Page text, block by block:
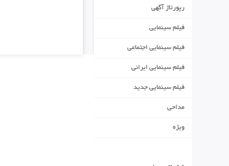
رپورتاژ آگهی
فیلم سینمایی
فیلم سینمایی اجتماعی
فیلم سینمایی ایرانی
فیلم سینمایی جدید
مداحی
ویژه